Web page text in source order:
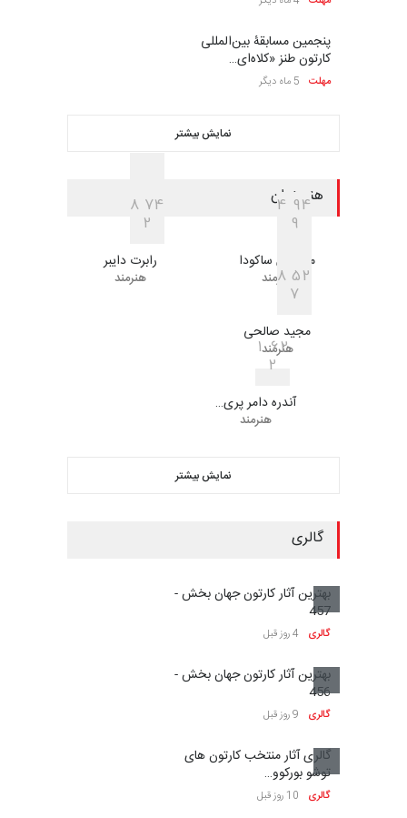
پنجمین مسابقۀ بین‌المللی
کارتون طنز «کلاه‌ای…
مهلت 5 ماه دیگر
نمایش بیشتر
هنرمندان
4 94
9
مارکوس ساکودا
هنرمند
8 74
2
رابرت دایبر
هنرمند 8 52
7
مجيد صالحی
هنرمند162
2
آندره دامر پری…
هنرمند
نمایش بیشتر
گالری
بهترین آثار کارتون جهان بخش -
457
گالری 4 روز قبل
بهترین آثار کارتون جهان بخش -
456
گالری 9 روز قبل
گالری آثار منتخب کارتون های
توشو بورکوو…
گالری 10 روز قبل